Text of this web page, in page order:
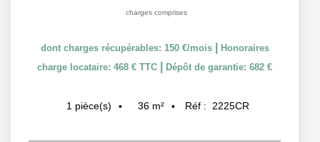
charges comprises
dont charges récupérables: 150 €/mois
Honoraires
charge locataire: 468 € TTC
Dépôt de garantie: 682 €
1 pièce(s) 36 m² Réf : 2225CR